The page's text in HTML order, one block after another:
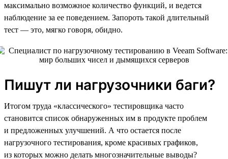
максимально возможное количество функций, и ведется
наблюдение за ее поведением. Запороть такой длительный
тест — это, мягко говоря, обидно.
Пишут ли нагрузочники баги?
Итогом труда «классического» тестировщика часто
становится список обнаруженных им в продукте проблем
и предложенных улучшений. А что остается после
нагрузочного тестирования, кроме красивых графиков,
из которых можно делать многозначительные выводы?